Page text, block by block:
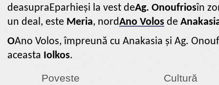
deasupraEparhieși la vest deAg. Onoufriosîn
un deal, este Meria, nordAno Volos de
ΟAno Volos, împreună cu Anakasia și Ag.
aceasta Iolkos.
Poveste Cultură